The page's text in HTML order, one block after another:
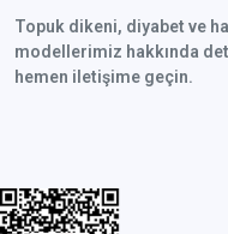
Topuk dikeni, diyabet ve
modellerimiz hakkında
hemen iletişime geçin.